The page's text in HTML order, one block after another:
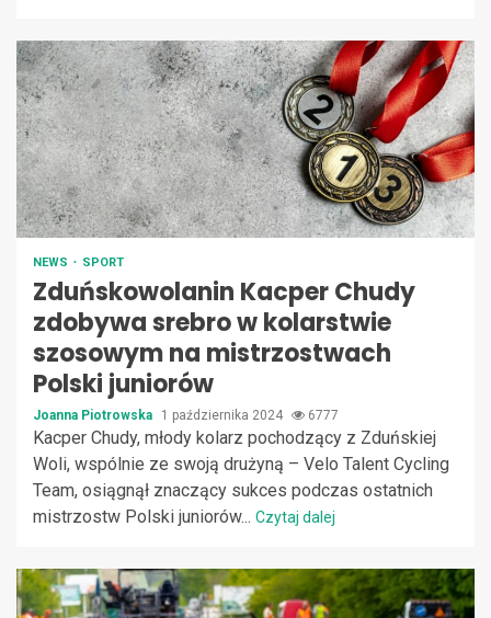
NEWS SPORT
Zduńskowolanin Kacper Chudy
zdobywa srebro w kolarstwie
szosowym na mistrzostwach
Polski juniorów
Joanna Piotrowska 1 października 2024 6777
Kacper Chudy, młody kolarz pochodzący z Zduńskiej
Woli, wspólnie ze swoją drużyną – Velo Talent Cycling
Team, osiągnął znaczący sukces podczas ostatnich
mistrzostw Polski juniorów... Czytaj dalej